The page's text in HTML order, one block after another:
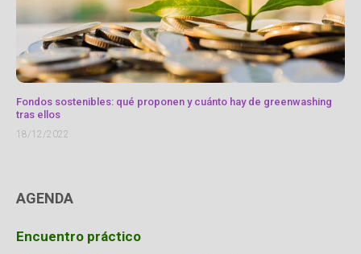
Fondos sostenibles: qué proponen y cuánto hay de greenwashing
tras ellos
18/12/2022
AGENDA
Encuentro práctico